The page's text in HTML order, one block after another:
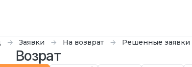
Заявки На возврат Решенные заявки
Возрат